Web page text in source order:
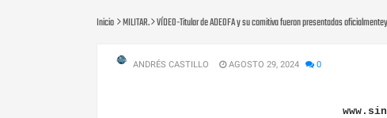
Inicio MILITAR. VÍDEO-Titular de ADEOFA y su comitiva fueron presentadas
ANDRÉS CASTILLO AGOSTO 29, 2024 0